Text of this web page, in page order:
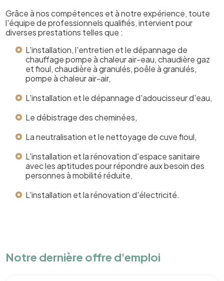
Grâce à nos compétences et à notre expérience, toute
l'équipe de professionnels qualifiés, intervient pour
diverses prestations telles que :
L'installation, l'entretien et le dépannage de
chauffage pompe à chaleur air-eau, chaudière gaz
et fioul, chaudière à granulés, poêle à granulés,
pompe à chaleur air-air,
L'installation et le dépannage d'adoucisseur d'eau,
Le débistrage des cheminées,
La neutralisation et le nettoyage de cuve fioul,
L'installation et la rénovation d'espace sanitaire
avec les aptitudes pour répondre aux besoin des
personnes à mobilité réduite,
L'installation et la rénovation d'électricité.
Notre dernière offre d'emploi